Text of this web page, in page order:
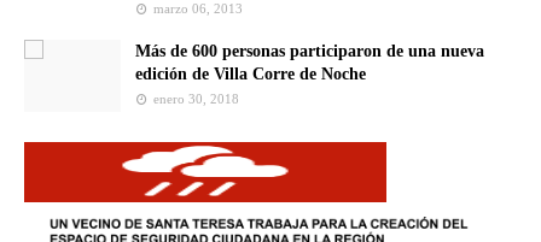
marzo 06, 2013
Más de 600 personas participaron de una nueva
edición de Villa Corre de Noche
enero 30, 2018